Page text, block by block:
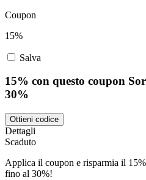
Coupon
15%
Salva
15% con questo coupon
30%
Ottieni codice
Dettagli
Scaduto
Applica il coupon e risparmia il
fino al 30%!